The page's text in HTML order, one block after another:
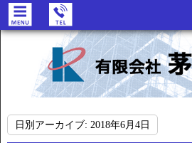
日別アーカイブ: 2018年6月4日